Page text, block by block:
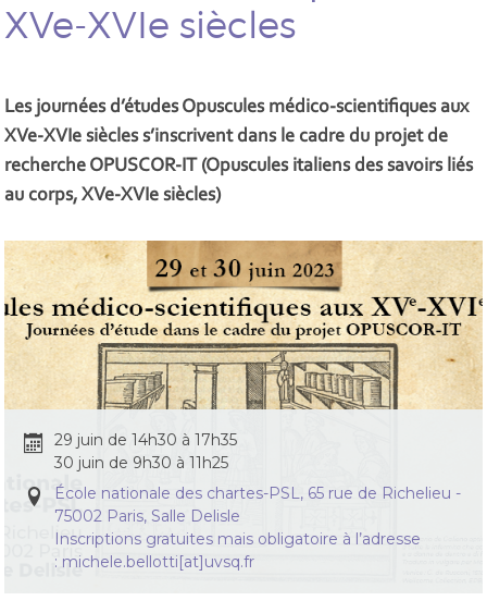
XVe-XVIe siècles
Les journées d’études Opuscules médico-scientifiques aux
XVe-XVIe siècles s’inscrivent dans le cadre du projet de
recherche OPUSCOR-IT (Opuscules italiens des savoirs liés
au corps, XVe-XVIe siècles)
29 juin de 14h30 à 17h35
30 juin de 9h30 à 11h25
École nationale des chartes-PSL, 65 rue de Richelieu -
75002 Paris, Salle Delisle
Inscriptions gratuites mais obligatoire à l’adresse
: michele.bellotti[at]uvsq.fr